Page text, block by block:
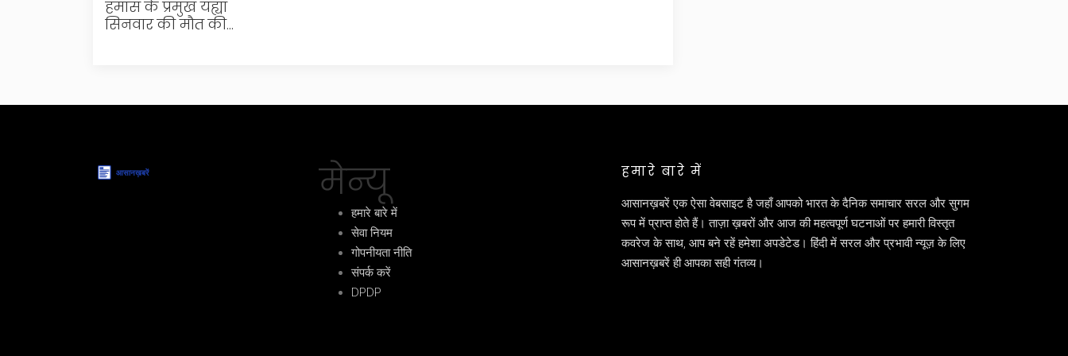
हमास के प्रमुख यह्या
सिनवार की मौत की
मेन्यू
हमारे बारे में
सेवा नियम
गोपनीयता नीति
संपर्क करें
DPDP
हमारे बारे में
आसानख़बरें एक ऐसा वेबसाइट है जहाँ आपको भारत के दैनिक समाचार सरल और सुगम
रूप में प्राप्त होते हैं। ताज़ा ख़बरों और आज की महत्वपूर्ण घटनाओं पर हमारी विस्तृत
कवरेज के साथ, आप बने रहें हमेशा अपडेटेड। हिंदी में सरल और प्रभावी न्यूज़ के लिए
आसानख़बरें ही आपका सही गंतव्य।